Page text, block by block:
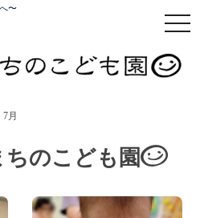
〜
7月
のこども園